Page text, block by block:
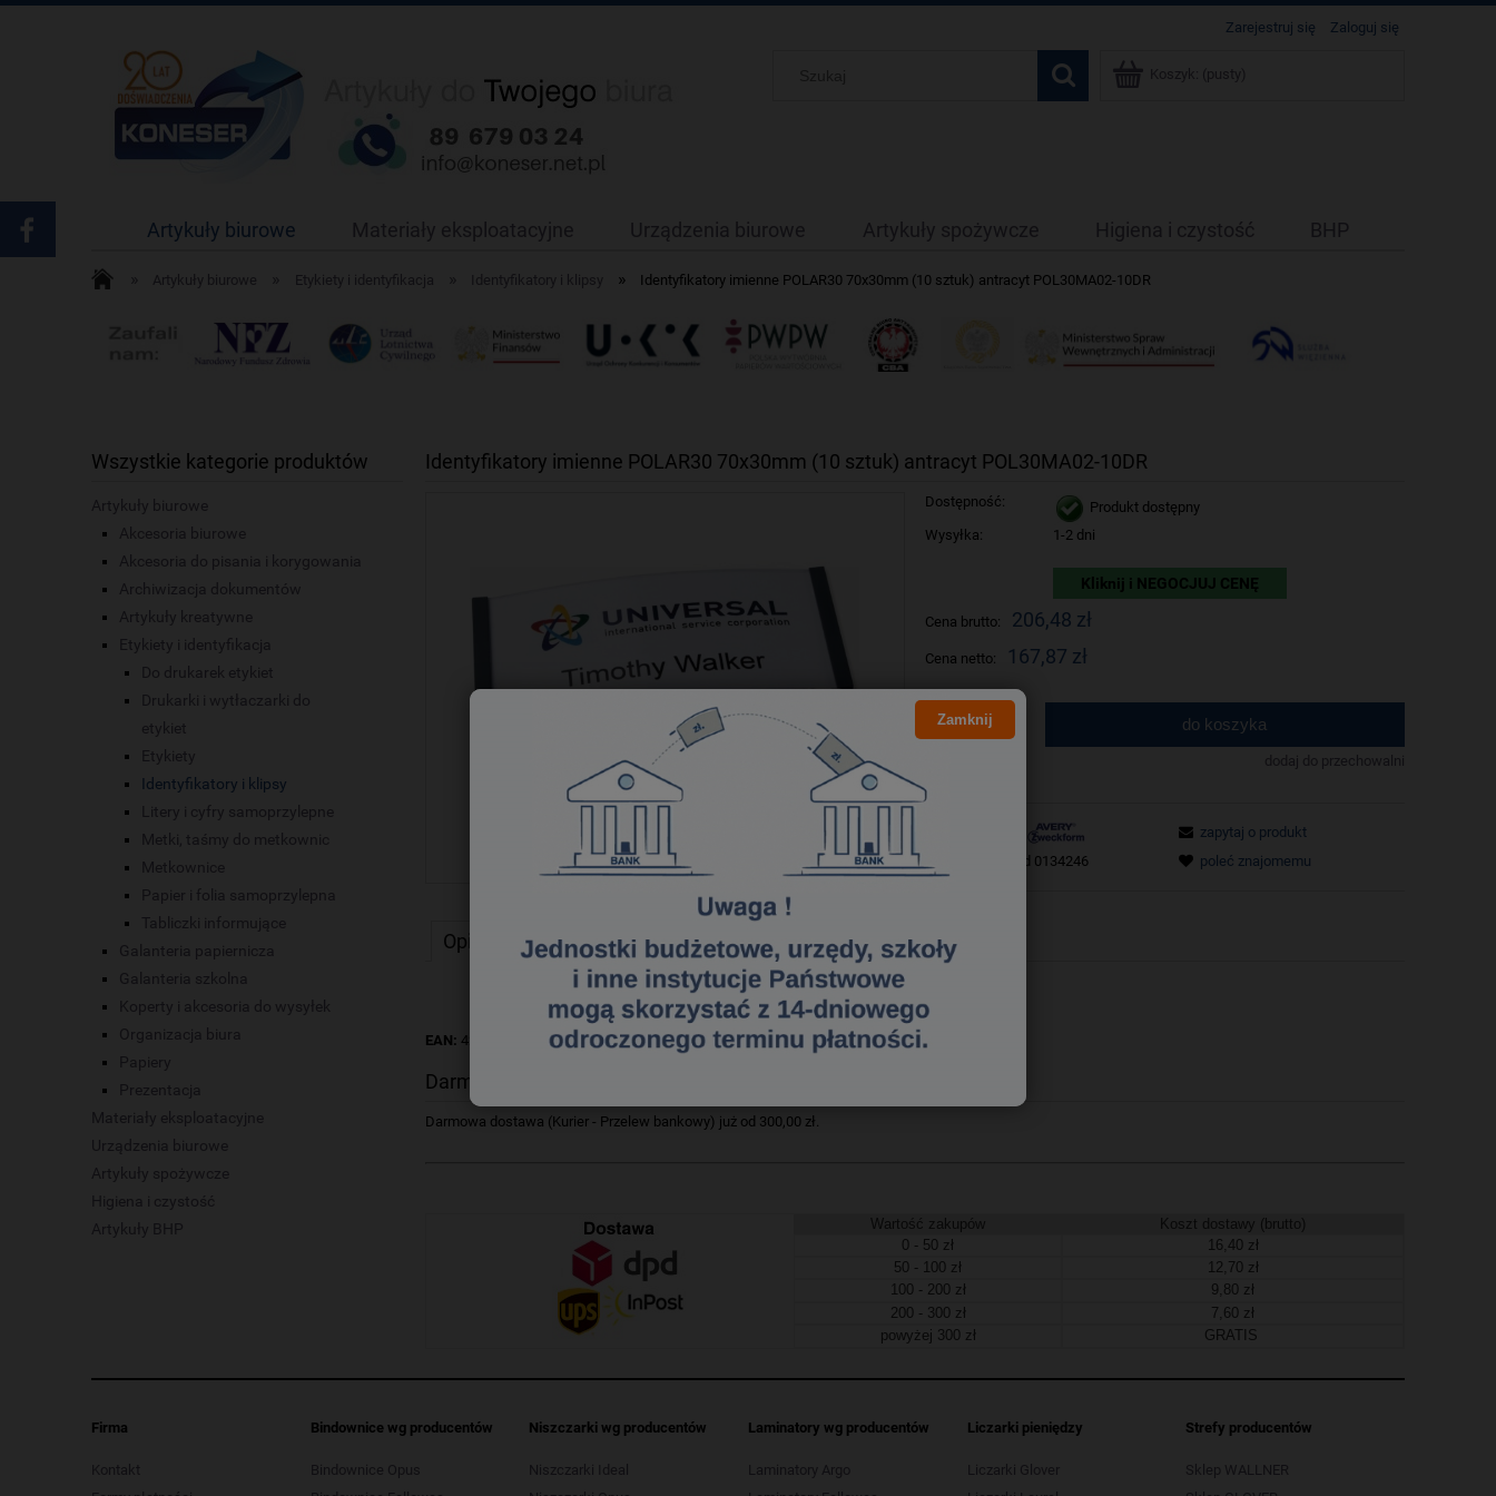
Zarejestruj się Zaloguj się
Koszyk: (pusty)
Artykuły biurowe Materiały eksploatacyjne Urządzenia biurowe Artykuły spożywcze Higiena i czystość BHP
Artykuły biurowe Etykiety i identyfikacja Identyfikatory i klipsy » Identyfikatory imienne POLAR30 70x30mm (10 sztuk) antracyt POL30MA02-10DR
Wszystkie kategorie produktów
Artykuły biurowe
Akcesoria biurowe
Akcesoria do pisania i korygowania
Archiwizacja dokumentów
Artykuły kreatywne
Etykiety i identyfikacja
Do drukarek etykiet
Drukarki i wytłaczarki do
etykiet
Etykiety
Identyfikatory i klipsy
Litery i cyfry samoprzylepne
Metki, taśmy do metkownic
Metkownice
Papier i folia samoprzylepna
Tabliczki informujące
Galanteria papiernicza
Galanteria szkolna
Koperty i akcesoria do wysyłek
Organizacja biura
Papiery
Prezentacja
Materiały eksploatacyjne
Urządzenia biurowe
Artykuły spożywcze
Higiena i czystość
Artykuły BHP
Identyfikatory imienne POLAR30 70x30mm (10 sztuk) antracyt POL30MA02-10DR
Dostępność:
Produkt dostępny
Wysyłka:
1-2 dni
Kliknij i NEGOCJUJ CENĘ
Cena brutto: 206,48 zł
Cena netto: 167,87 zł
szt. do koszyka
dodaj do przechowalni
id 0134246
zapytaj o produkt
poleć znajomemu
Opis Bezpieczeństwo
EAN: 4260320190379
Darmowa dostawa
Darmowa dostawa (Kurier - Przelew bankowy) już od 300,00 zł.
Wartość zakupów
Koszt dostawy (brutto)
0 - 50 zł
16,40 zł
50 - 100 zł
12,70 zł
100 - 200 zł
9,80 zł
200 - 300 zł
7,60 zł
powyżej 300 zł
GRATIS
Firma
Kontakt
Bindownice wg producentów
Bindownice Opus
Niszczarki wg producentów
Niszczarki Ideal
Laminatory wg producentów
Laminatory Argo
Liczarki pieniędzy
Liczarki Glover
Strefy producentów
Sklep WALLNER
Zamknij